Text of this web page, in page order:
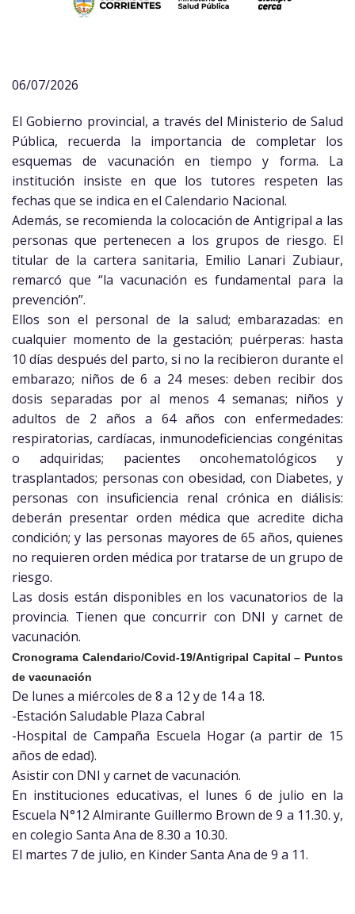
06/07/2026
El Gobierno provincial, a través del Ministerio de Salud
Pública, recuerda la importancia de completar los
esquemas de vacunación en tiempo y forma. La
institución insiste en que los tutores respeten las
fechas que se indica en el Calendario Nacional.
Además, se recomienda la colocación de Antigripal a las
personas que pertenecen a los grupos de riesgo. El
titular de la cartera sanitaria, Emilio Lanari Zubiaur,
remarcó que “la vacunación es fundamental para la
prevención”.
Ellos son el personal de la salud; embarazadas: en
cualquier momento de la gestación; puérperas: hasta
10 días después del parto, si no la recibieron durante el
embarazo; niños de 6 a 24 meses: deben recibir dos
dosis separadas por al menos 4 semanas; niños y
adultos de 2 años a 64 años con enfermedades:
respiratorias, cardíacas, inmunodeficiencias congénitas
o adquiridas; pacientes oncohematológicos y
trasplantados; personas con obesidad, con Diabetes, y
personas con insuficiencia renal crónica en diálisis:
deberán presentar orden médica que acredite dicha
condición; y las personas mayores de 65 años, quienes
no requieren orden médica por tratarse de un grupo de
riesgo.
Las dosis están disponibles en los vacunatorios de la
provincia. Tienen que concurrir con DNI y carnet de
vacunación.
Cronograma Calendario/Covid-19/Antigripal Capital – Puntos
de vacunación
De lunes a miércoles de 8 a 12 y de 14 a 18.
-Estación Saludable Plaza Cabral
-Hospital de Campaña Escuela Hogar (a partir de 15
años de edad).
Asistir con DNI y carnet de vacunación.
En instituciones educativas, el lunes 6 de julio en la
Escuela N°12 Almirante Guillermo Brown de 9 a 11.30. y,
en colegio Santa Ana de 8.30 a 10.30.
El martes 7 de julio, en Kinder Santa Ana de 9 a 11.